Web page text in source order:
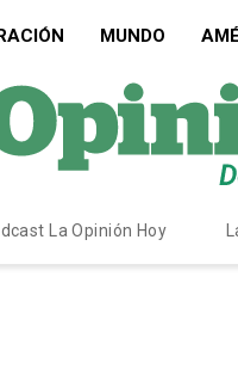
MUNDO
La Opinión Hoy